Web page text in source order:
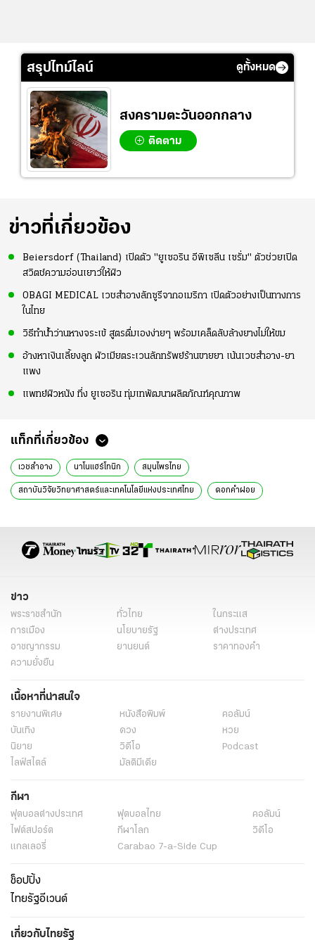
สรุปไทม์ไลน์ ดูทั้งหมด
สงครามตะวันออกกลาง
ติดตาม
ข่าวที่เกี่ยวข้อง
Beiersdorf (Thailand) เปิดตัว "ยูเซอริน อีพิเซลีน เซรั่ม" ตัวช่วยเปิด
สวิตช์ความอ่อนเยาว์ให้ผิว
OBAGI MEDICAL เวชสำอางลักซูรีจากอเมริกา เปิดตัวอย่างเป็นทางการ
ในไทย
วิธีทำน้ำว่านหางจระเข้ สูตรดื่มเองง่ายๆ พร้อมเคล็ดลับล้างยางไม่ให้ขม
อ้างหาเงินเลี้ยงลูก ผัวเมียตระเวนลักทรัพย์ร้านขายยา เน้นเวชสำอาง-ยา
แพง
แพทย์ผิวหนัง ทึ่ง ยูเซอริน ทุ่มเทพัฒนาผลิตภัณฑ์คุณภาพ
แท็กที่เกี่ยวข้อง
เวชสำอาง นาโนแฮร์โทนิก สมุนไพรไทย
สถาบันวิจัยวิทยาศาสตร์และเทคโนโลยีแห่งประเทศไทย ดอกคำฝอย
ข่าว
พระราชสำนัก ทั่วไทย
ในกระแส
การเมือง
นโยบายรัฐ
ต่างประเทศ
อาชญากรรม
ยานยนต์
ราคาทองคำ
ความยั่งยืน
เนื้อหาที่น่าสนใจ
รายงานพิเศษ หนังสือพิมพ์
คอลัมน์
บันเทิง
ดวง
หวย
นิยาย
วิดีโอ
Podcast
ไลฟ์สไตล์
มัลติมีเดีย
กีฬา
ฟุตบอลต่่างประเทศ ฟุตบอลไทย
คอลัมน์
ไฟต์สปอร์ต
กีฬาโลก
วิดีโอ
แกลเลอรี่
Carabao 7-a-Side Cup
ช็อปปิ้ง
ไทยรัฐอีเวนต์
เกี่ยวกับไทยรัฐ